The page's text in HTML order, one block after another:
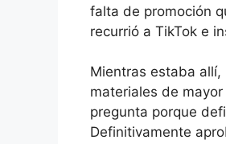
falta de promoción
recurrió a TikTok e
Mientras estaba
materiales de
pregunta porque
Definitivamente